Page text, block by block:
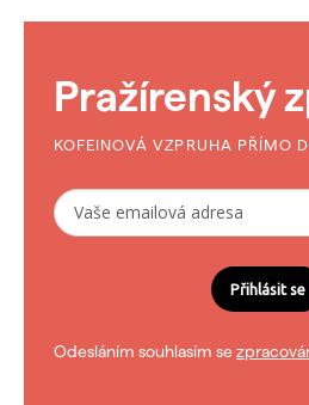
Pražírenský
KOFEINOVÁ VZPRUHA PŘÍMO
Přihlásit se
Odesláním souhlasím se